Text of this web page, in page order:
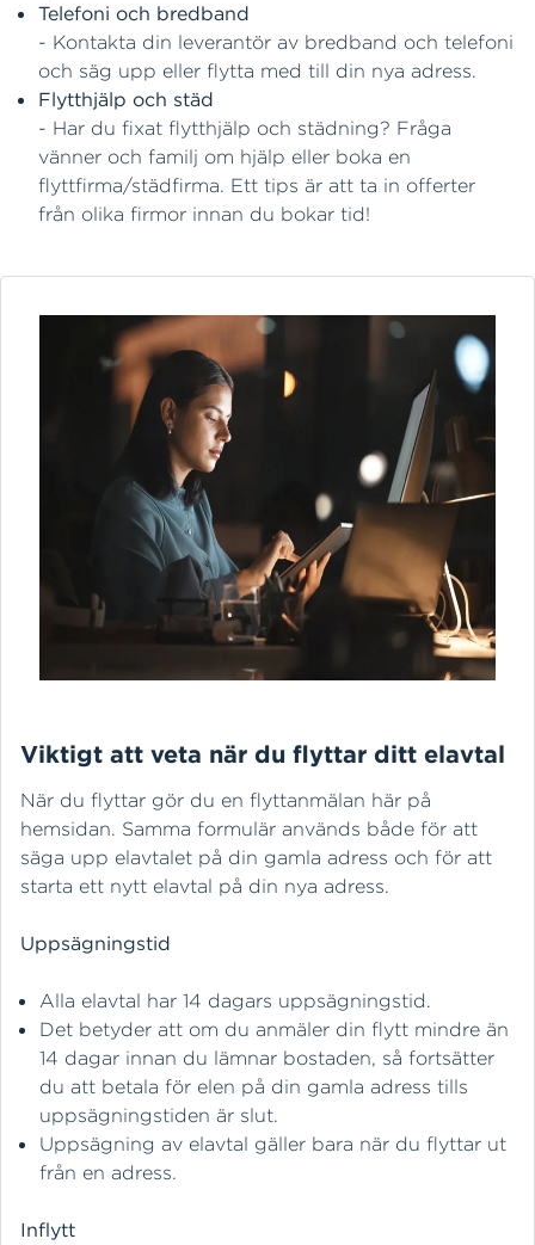
Telefoni och bredband
- Kontakta din leverantör av bredband och telefoni
och säg upp eller flytta med till din nya adress.
Flytthjälp och städ
- Har du fixat flytthjälp och städning? Fråga
vänner och familj om hjälp eller boka en
flyttfirma/städfirma. Ett tips är att ta in offerter
från olika firmor innan du bokar tid!
Viktigt att veta när du flyttar ditt elavtal
När du flyttar gör du en flyttanmälan här på
hemsidan. Samma formulär används både för att
säga upp elavtalet på din gamla adress och för att
starta ett nytt elavtal på din nya adress.
Uppsägningstid
Alla elavtal har 14 dagars uppsägningstid.
Det betyder att om du anmäler din flytt mindre än
14 dagar innan du lämnar bostaden, så fortsätter
du att betala för elen på din gamla adress tills
uppsägningstiden är slut.
Uppsägning av elavtal gäller bara när du flyttar ut
från en adress.
Inflytt